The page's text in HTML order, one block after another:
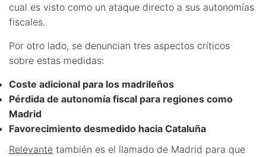
cual es visto como un ataque directo a sus autonomías
fiscales.
Por otro lado, se denuncian tres aspectos críticos
sobre estas medidas:
Coste adicional para los madrileños
Pérdida de autonomía fiscal para regiones como
Madrid
Favorecimiento desmedido hacia Cataluña
Relevante también es el llamado de Madrid para que